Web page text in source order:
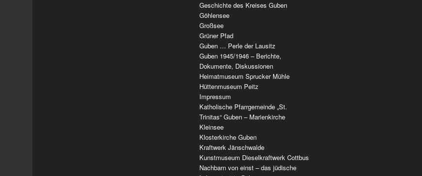
Geschichte des Kreises Guben
Göhlensee
Großsee
Grüner Pfad
Guben … Perle der Lausitz
Guben 1945/1946 – Berichte,
Dokumente, Diskussionen
Heimatmuseum Sprucker Mühle
Hüttenmuseum Peitz
Impressum
Katholische Pfarrgemeinde „St.
Trinitas“ Guben – Marienkirche
Kleinsee
Klosterkirche Guben
Kraftwerk Jänschwalde
Kunstmuseum Dieselkraftwerk Cottbus
Nachbarn von einst – das jüdische